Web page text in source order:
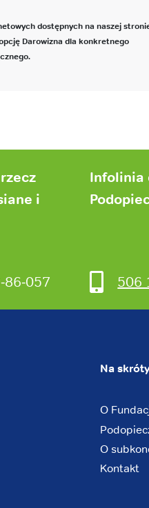
dostępnych na naszej
Darowizna dla konkretnego
i
Infolinia
506
Na
O
O
Kontakt